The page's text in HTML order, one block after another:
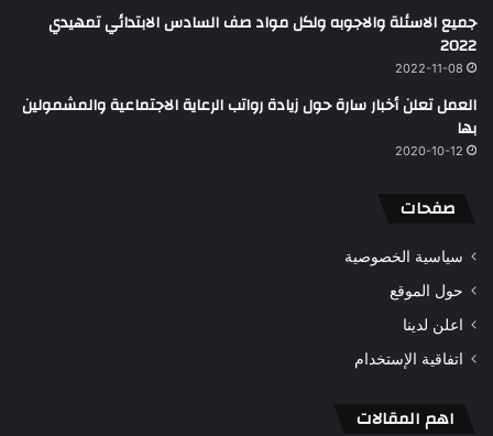
جميع الاسئلة والاجوبه ولكل مواد صف السادس الابتدائي تمهيدي
2022
2022-11-08
العمل تعلن أخبار سارة حول زيادة رواتب الرعاية الاجتماعية والمشمولين
بها
2020-10-12
صفحات
سياسية الخصوصية
حول الموقع
اعلن لدينا
اتفاقية الإستخدام
اهم المقالات